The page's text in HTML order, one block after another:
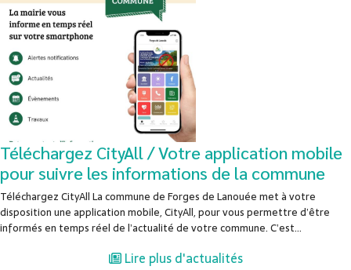
Téléchargez CityAll / Votre application mobile
pour suivre les informations de la commune
Téléchargez CityAll La commune de Forges de Lanouée met à votre
disposition une application mobile, CityAll, pour vous permettre d’être
informés en temps réel de l’actualité de votre commune. C’est...
Lire plus d'actualités